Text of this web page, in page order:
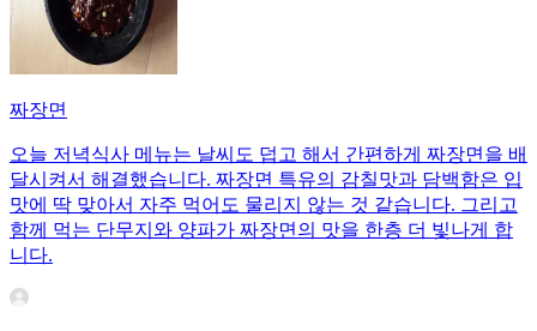
짜장면
오늘 저녁식사 메뉴는 날씨도 덥고 해서 간편하게 짜장면을 배
달시켜서 해결했습니다. 짜장면 특유의 감칠맛과 담백함은 입
맛에 딱 맞아서 자주 먹어도 물리지 않는 것 같습니다. 그리고
함께 먹는 단무지와 양파가 짜장면의 맛을 한층 더 빛나게 합
니다.